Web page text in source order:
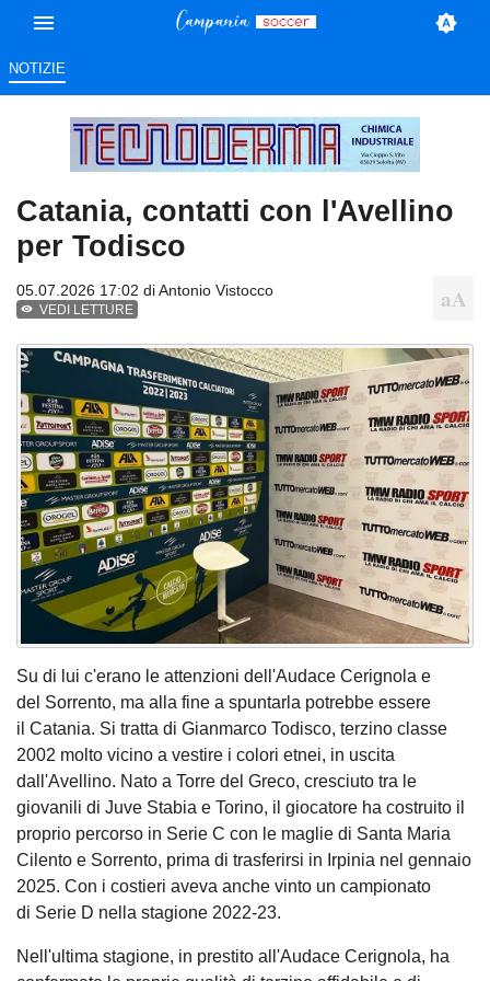
NOTIZIE
Catania, contatti con l'Avellino
per Todisco
05.07.2026 17:02 diAntonio Vistocco
VEDI LETTURE
Su di lui c'erano le attenzioni dell'Audace Cerignola e
del Sorrento, ma alla fine a spuntarla potrebbe essere
il Catania. Si tratta di Gianmarco Todisco, terzino classe
2002 molto vicino a vestire i colori etnei, in uscita
dall'Avellino. Nato a Torre del Greco, cresciuto tra le
giovanili di Juve Stabia e Torino, il giocatore ha costruito il
proprio percorso in Serie C con le maglie di Santa Maria
Cilento e Sorrento, prima di trasferirsi in Irpinia nel gennaio
2025. Con i costieri aveva anche vinto un campionato
di Serie D nella stagione 2022-23.
Nell'ultima stagione, in prestito all'Audace Cerignola, ha